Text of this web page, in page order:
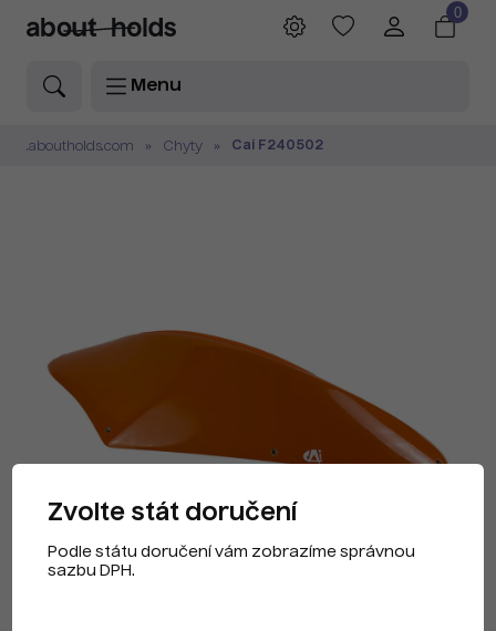
Menu
0
.aboutholds.com Chyty Cai F240502
Zvolte stát doručení
Podle státu doručení vám zobrazíme správnou
sazbu DPH.